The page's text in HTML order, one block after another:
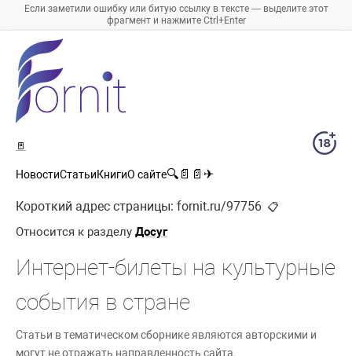
Если заметили ошибку или битую ссылку в тексте — выделите этот
фрагмент и нажмите Ctrl+Enter
🚪
НовостиСтатьиКнигиО сайте🔍 📄 📄 ✈
Короткий адрес страницы: fornit.ru/97756 📋
Относится к разделу Досуг
Интернет-билеты на культурные
события в стране
Статьи в тематическом сборнике являются авторскими и